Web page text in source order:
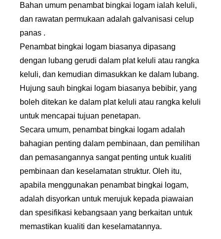
Bahan umum penambat bingkai logam ialah keluli,
dan rawatan permukaan adalah galvanisasi celup
panas .
Penambat bingkai logam biasanya dipasang
dengan lubang gerudi dalam plat keluli atau rangka
keluli, dan kemudian dimasukkan ke dalam lubang.
Hujung sauh bingkai logam biasanya bebibir, yang
boleh ditekan ke dalam plat keluli atau rangka keluli
untuk mencapai tujuan penetapan.
Secara umum, penambat bingkai logam adalah
bahagian penting dalam pembinaan, dan pemilihan
dan pemasangannya sangat penting untuk kualiti
pembinaan dan keselamatan struktur. Oleh itu,
apabila menggunakan penambat bingkai logam,
adalah disyorkan untuk merujuk kepada piawaian
dan spesifikasi kebangsaan yang berkaitan untuk
memastikan kualiti dan keselamatannya.